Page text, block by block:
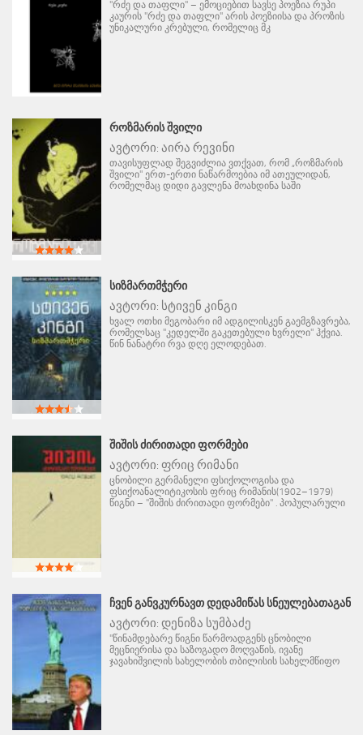
"რძე და თაფლი" – ემოციებით სავსე პოეზია რუპი
კაურის "რძე და თაფლი" არის პოეზიისა და პროზის
უნიკალური კრებული, რომელიც მკ
ᲠᲝᲖᲛᲐᲠᲘᲡ ᲨᲕᲘᲚᲘ
ავტორი: აირა რევინი
თავისუფლად შეგვიძლია ვთქვათ, რომ „როზმარის
შვილი" ერთ-ერთი ნაწარმოებია იმ ათეულიდან,
რომელმაც დიდი გავლენა მოახდინა საში
ᲡᲘᲖᲛᲐᲠᲗᲛᲭᲔᲠᲘ
ავტორი: სტივენ კინგი
ხვალ ოთხი მეგობარი იმ ადგილისკენ გაემგზავრება,
რომელსაც "კედელში გაკეთებული ხვრელი" ჰქვია.
წინ ნანატრი რვა დღე ელოდებათ.
ᲨᲘᲨᲘᲡ ᲫᲘᲠᲘᲗᲐᲓᲘ ᲤᲝᲠᲛᲔᲑᲘ
ავტორი: ფრიც რიმანი
ცნობილი გერმანელი ფსიქოლოგისა და
ფსიქოანალიტიკოსის ფრიც რიმანის(1902–1979)
წიგნი – "შიშის ძირითადი ფორმები" . პოპულარული
ᲩᲕᲔᲜ ᲒᲐᲜᲕᲙᲣᲠᲜᲐᲕᲗ ᲓᲔᲓᲐᲛᲘᲬᲐᲡ ᲡᲜᲔᲣᲚᲔᲑᲐᲗᲐᲒᲐᲜ
ავტორი: დენიზა სუმბაძე
"წინამდებარე წიგნი წარმოადგენს ცნობილი
მეცნიერისა და საზოგადო მოღვაწის, ივანე
ჯავახიშვილის სახელობის თბილისის სახელმწიფო